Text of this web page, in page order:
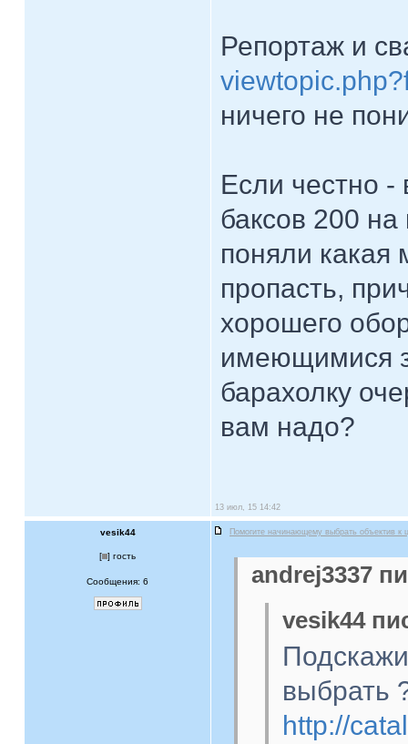
Репортаж и
ничего не
Если честно -
баксов 200
поняли какая
пропасть,
хорошего
имеющимися
барахолку
вам надо?
13 июл, 15 14:42
vesik44 Помогите начинающему выбрать объектив к
[ ] гость
Сообщения: 6
andrej3337
vesik44
выбрать
http://